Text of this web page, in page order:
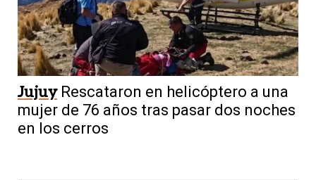
Jujuy Rescataron en helicóptero a una
mujer de 76 años tras pasar dos noches
en los cerros